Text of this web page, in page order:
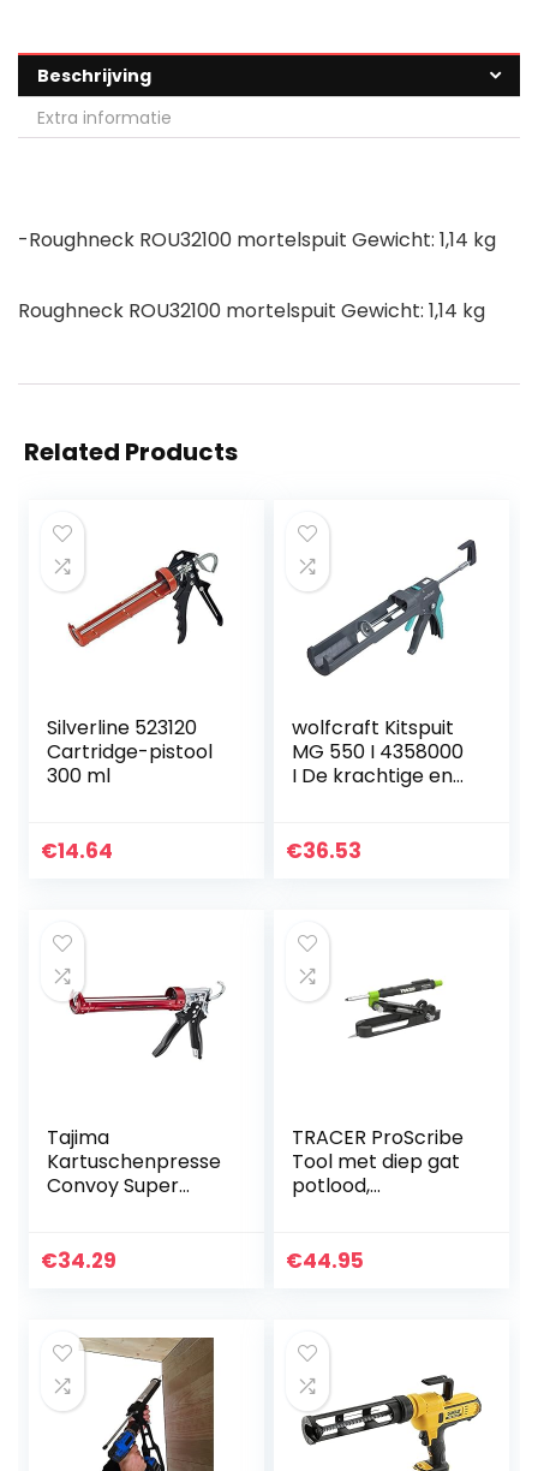
Beschrijving
Extra informatie
-Roughneck ROU32100 mortelspuit Gewicht: 1,14 kg
Roughneck ROU32100 mortelspuit Gewicht: 1,14 kg
Related Products
Silverline 523120
Cartridge-pistool
300 ml
€14.64
wolfcraft Kitspuit
MG 550 I 4358000
I De krachtige en
€36.53
Tajima
Kartuschenpresse
Convoy Super
€34.29
TRACER ProScribe
Tool met diep gat
potlood,
het-zelf,
Scribe Tool)
€44.95